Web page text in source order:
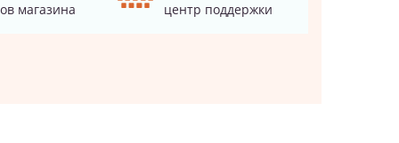
магазина
центр поддержки